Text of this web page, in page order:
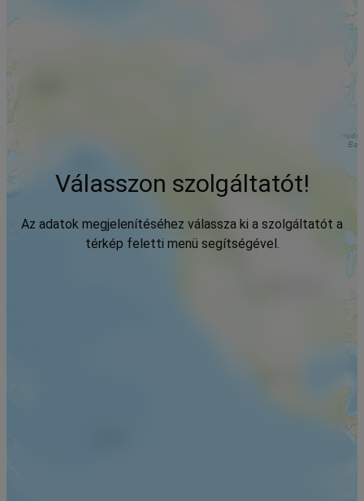
Válasszon szolgáltatót!
Az adatok megjelenítéséhez válassza ki a szolgáltatót a
térkép feletti menü segítségével.